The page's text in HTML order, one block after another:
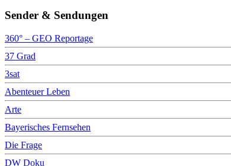
Sender & Sendungen
360° – GEO Reportage
37 Grad
3sat
Abenteuer Leben
Arte
Bayerisches Fernsehen
Die Frage
DW Doku